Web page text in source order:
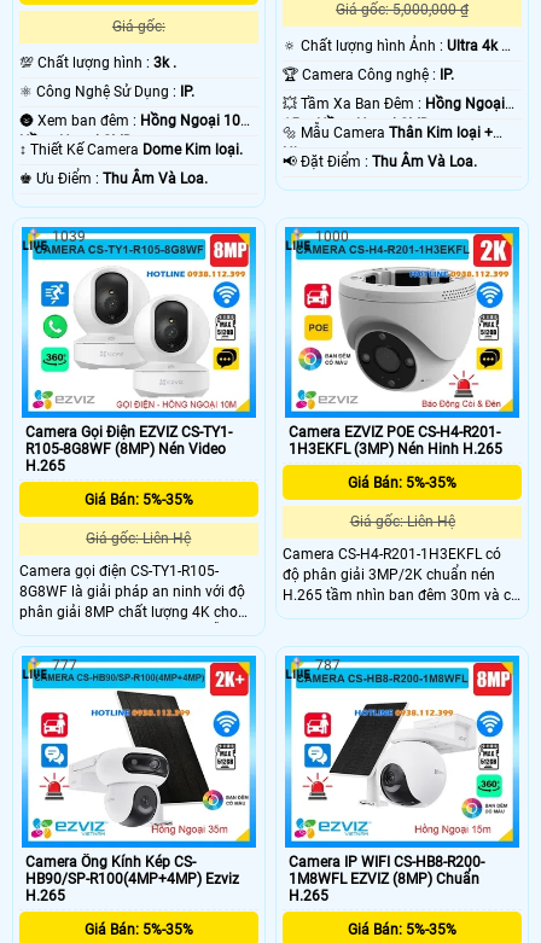
Giá gốc:
💯 Chất lượng hình : 3k .
⚛️ Công Nghệ Sử Dụng :
IP.
🌚 Xem ban đêm : Hồng Ngoại 10m
Hồng Ngoại SMD.
↕️ Thiết Kế Camera Dome Kim loại.
️♚ Ưu Điểm : Thu Âm Và Loa.
Giá gốc: 5,000,000 ₫
🔅 Chất lượng hình Ảnh :Ultra 4k 👍🏾
.
🏆 Camera Công nghệ :
IP.
💥 Tầm Xa Ban Đêm : Hồng Ngoại
15m Hồng Ngoại SMD.
🔩 Mẫu CameraThân Kim loại +
Nhựa.
️📢 Đặt Điểm :Thu Âm Và Loa.
Camera Gọi Điện EZVIZ CS-TY1-
R105-8G8WF (8MP) Nén Video
H.265
Giá Bán: 5%-35%
Giá gốc: Liên Hệ
Camera gọi điện CS-TY1-R105-
8G8WF là giải pháp an ninh với độ
phân giải 8MP chất lượng 4K cho
hình ảnh sắc nét và chi tiết. Hỗ trợ
quay xoay 360 độ, phát hiện và theo
dõi chuyển động thông minh, cùng
chuẩn nén H.265 giúp tiết kiệm
băng thông. Camera còn tích hợp
micro, loa, hỗ trợ đàm thoại hai
chiều, khe cắm thẻ nhớ đến 512GB,
tầm nhìn hồng ngoại 10m và kết nối
WiFi tiện lợi.
1039
Camera EZVIZ POE CS-H4-R201-
1H3EKFL (3MP) Nén Hinh H.265
Giá Bán: 5%-35%
Giá gốc: Liên Hệ
Camera CS-H4-R201-1H3EKFL có
độ phân giải 3MP/2K chuẩn nén
H.265 tầm nhìn ban đêm 30m và có
đèn trợ sáng cho hình ảnh màu
thoại hai chiều phát hiện hình dáng
người/phương tiện, cùng chức năng
phòng thủ tích cực với đèn và còi
cảnh báo với chuẩn IP67 bền bỉ, hỗ
trợ thẻ nhớ lên đến 512GB và kết nối
POE.
1000
Camera Ống Kính Kép CS-
HB90/SP-R100(4MP+4MP) Ezviz
H.265
Giá Bán: 5%-35%
777
Camera IP WIFI CS-HB8-R200-
1M8WFL EZVIZ (8MP) Chuẩn
H.265
Giá Bán: 5%-35%
787